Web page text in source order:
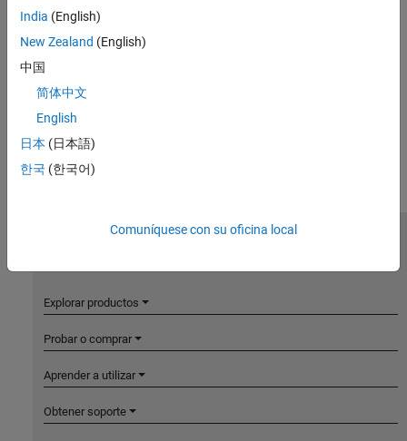
India (English)
New Zealand (English)
中国
简体中文
English
日本 (日本語)
한국 (한국어)
Comuníquese con su oficina local
Explorar productos
Probar o comprar
Aprender a utilizar
Obtener soporte